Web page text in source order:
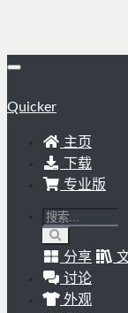
Quicker
主页
下载
专业版
分享
讨论
外观